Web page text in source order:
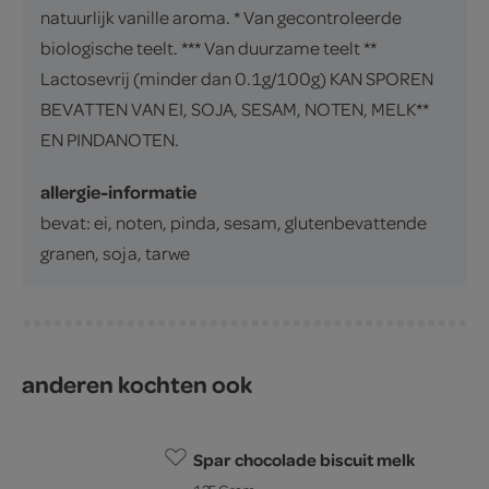
natuurlijk vanille aroma. * Van gecontroleerde
biologische teelt. *** Van duurzame teelt **
Lactosevrij (minder dan 0.1g/100g) KAN SPOREN
BEVATTEN VAN EI, SOJA, SESAM, NOTEN, MELK**
EN PINDANOTEN.
allergie-informatie
bevat: ei, noten, pinda, sesam, glutenbevattende
granen, soja, tarwe
anderen kochten ook
Spar chocolade biscuit melk